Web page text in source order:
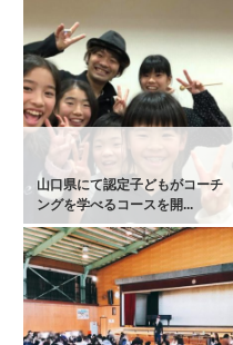
山口県にて認定子どもがコーチ
ングを学べるコースを開...